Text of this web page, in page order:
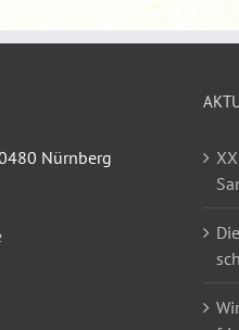
Nürnberg